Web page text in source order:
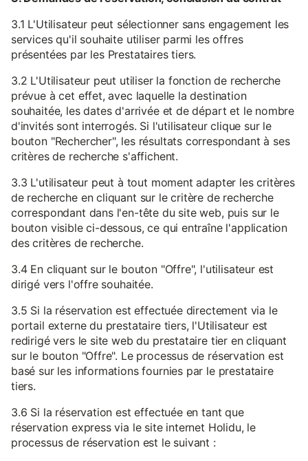
3.1 L'Utilisateur peut sélectionner sans engagement les
services qu'il souhaite utiliser parmi les offres
présentées par les Prestataires tiers.
3.2 L'Utilisateur peut utiliser la fonction de recherche
prévue à cet effet, avec laquelle la destination
souhaitée, les dates d'arrivée et de départ et le nombre
d'invités sont interrogés. Si l'utilisateur clique sur le
bouton "Rechercher", les résultats correspondant à ses
critères de recherche s'affichent.
3.3 L'utilisateur peut à tout moment adapter les critères
de recherche en cliquant sur le critère de recherche
correspondant dans l'en-tête du site web, puis sur le
bouton visible ci-dessous, ce qui entraîne l'application
des critères de recherche.
3.4 En cliquant sur le bouton "Offre", l'utilisateur est
dirigé vers l'offre souhaitée.
3.5 Si la réservation est effectuée directement via le
portail externe du prestataire tiers, l'Utilisateur est
redirigé vers le site web du prestataire tier en cliquant
sur le bouton "Offre". Le processus de réservation est
basé sur les informations fournies par le prestataire
tiers.
3.6 Si la réservation est effectuée en tant que
réservation express via le site internet Holidu, le
processus de réservation est le suivant :